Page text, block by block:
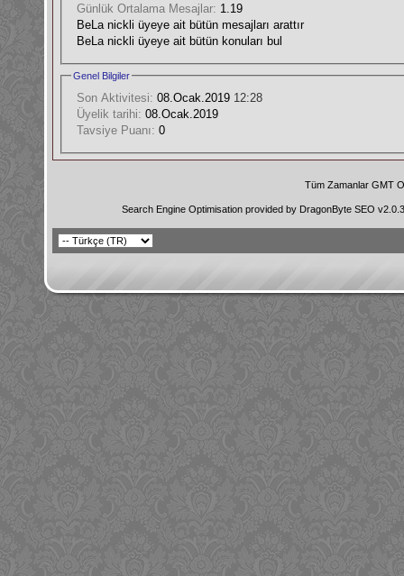
Günlük Ortalama Mesajlar: 1.19
BeLa nickli üyeye ait bütün mesajları arattır
BeLa nickli üyeye ait bütün konuları bul
Genel Bilgiler
Son Aktivitesi: 08.Ocak.2019 12:28
Üyelik tarihi: 08.Ocak.2019
Tavsiye Puanı: 0
Tüm Zamanlar GMT
Search Engine Optimisation provided by DragonByte SEO